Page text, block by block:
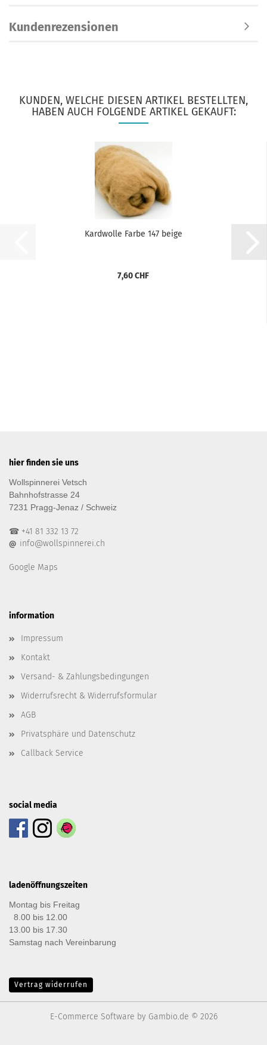
Kundenrezensionen
KUNDEN, WELCHE DIESEN ARTIKEL BESTELLTEN,
HABEN AUCH FOLGENDE ARTIKEL GEKAUFT:
Kardwolle Farbe 147 beige
7,60 CHF
hier finden sie uns
Wollspinnerei Vetsch
Bahnhofstrasse 24
7231 Pragg-Jenaz / Schweiz
☎ +41 81 332 13 72
@ info@wollspinnerei.ch
Google Maps
information
Impressum
Kontakt
Versand- & Zahlungsbedingungen
Widerrufsrecht & Widerrufsformular
AGB
Privatsphäre und Datenschutz
Callback Service
social media
ladenöffnungszeiten
Montag bis Freitag
8.00 bis 12.00
13.00 bis 17.30
Samstag nach Vereinbarung
Vertrag widerrufen
E-Commerce Software by Gambio.de © 2026